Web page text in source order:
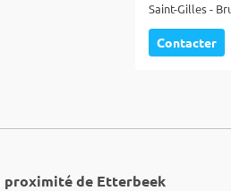
Contacter
proximité de Etterbeek